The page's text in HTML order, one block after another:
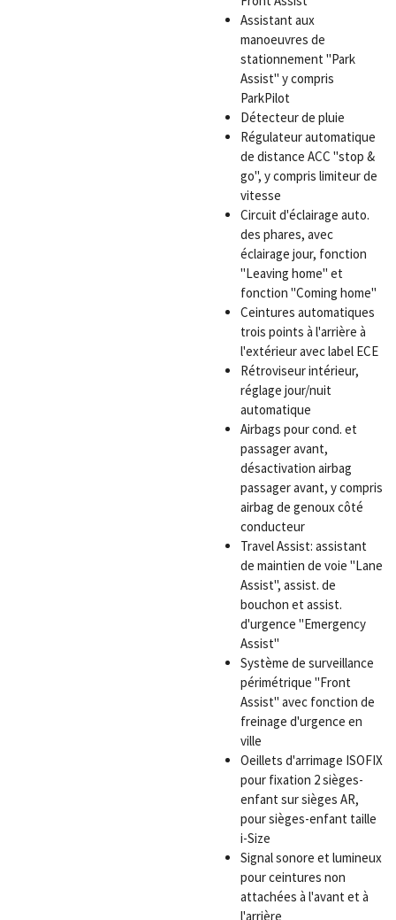
Assistant aux
manoeuvres de
stationnement "Park
Assist" y compris
ParkPilot
Détecteur de pluie
Régulateur automatique
de distance ACC "stop &
go", y compris limiteur de
vitesse
Circuit d'éclairage auto.
des phares, avec
éclairage jour, fonction
"Leaving home" et
fonction "Coming home"
Ceintures automatiques
trois points à l'arrière à
l'extérieur avec label ECE
Rétroviseur intérieur,
réglage jour/nuit
automatique
Airbags pour cond. et
passager avant,
désactivation airbag
passager avant, y compris
airbag de genoux côté
conducteur
Travel Assist: assistant
de maintien de voie "Lane
Assist", assist. de
bouchon et assist.
d'urgence "Emergency
Assist"
Système de surveillance
périmétrique "Front
Assist" avec fonction de
freinage d'urgence en
ville
Oeillets d'arrimage ISOFIX
pour fixation 2 sièges-
enfant sur sièges AR,
pour sièges-enfant taille
i-Size
Signal sonore et lumineux
pour ceintures non
attachées à l'avant et à
l'arrière